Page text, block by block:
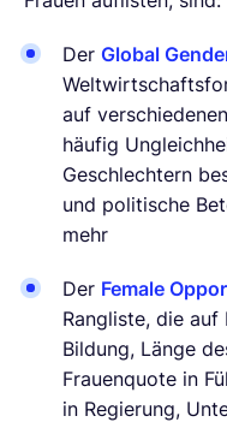
Der Global
auf
häufig
Geschlechtern
und politische
mehr
Der Female
Rangliste, die
Bildung, Länge
Frauenquote in
in Regierung,